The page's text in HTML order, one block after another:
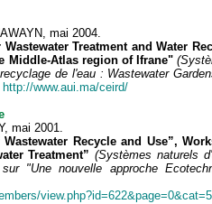
mai 2004.
Treatment and Water
Middle-Atlas region of Ifrane"
de l'eau : Wastewater
http://www.aui.ma/ceird/
mai 2001.
Recycle and Use”,
Treatment”(Systèmes naturels
"Une nouvelle approche